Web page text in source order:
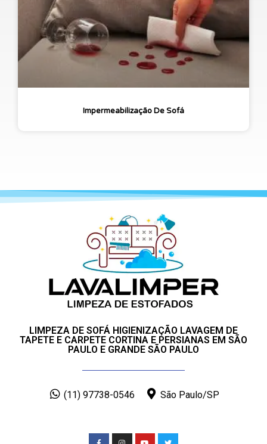
Impermeabilização De Sofá
LIMPEZA DE SOFÁ HIGIENIZAÇÃO LAVAGEM DE
TAPETE E CARPETE CORTINA E PERSIANAS EM SÃO
PAULO E GRANDE SÃO PAULO
(11) 97738-0546 São Paulo/SP